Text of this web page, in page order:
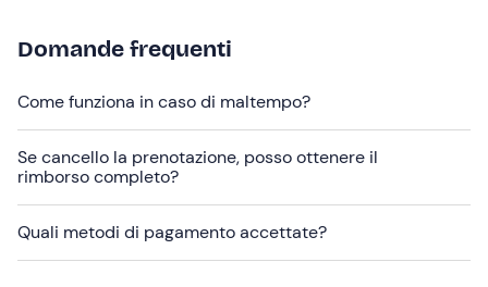
decidere se svolgerle separatamente o unire più lezioni
Abbigliamento consigliato
Abbigliamento da snowboard
Guanti
Non dimenticare di portare
Domande frequenti
Come funziona in caso di maltempo?
Se cancello la prenotazione, posso ottenere il
rimborso completo?
Quali metodi di pagamento accettate?